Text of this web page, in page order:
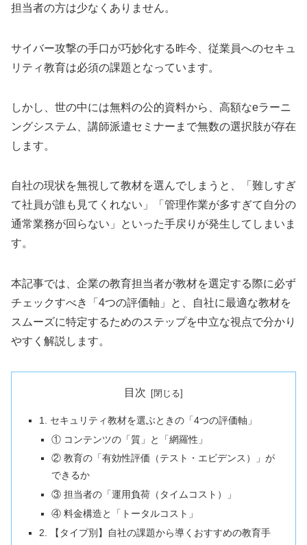
担当者の方は少なくありません。
サイバー攻撃の手口が巧妙化する昨今、従業員へのセキュ
リティ教育は必須の課題となっています。
しかし、世の中には無料の公的資料から、高額なeラーニ
ングシステム、講師派遣セミナーまで無数の選択肢が存在
します。
自社の現状を無視して教材を選んでしまうと、「難しすぎ
て社員が誰も見てくれない」「管理作業が多すぎて自分の
通常業務が回らない」といった手戻りが発生してしまいま
す。
本記事では、企業の教育担当者が教材を選定する際に必ず
チェックすべき「4つの評価軸」と、自社に最適な教材を
スムーズに特定するためのステップを中立な視点で分かり
やすく解説します。
目次
1. セキュリティ教材を選ぶときの「4つの評価軸」
① コンテンツの「質」と「網羅性」
② 教育の「有効性評価（テスト・エビデンス）」が
できるか
③ 担当者の「運用負荷（タイムコスト）」
④ 料金構造と「トータルコスト」
2. 【タイプ別】自社の課題から導くおすすめの教育手